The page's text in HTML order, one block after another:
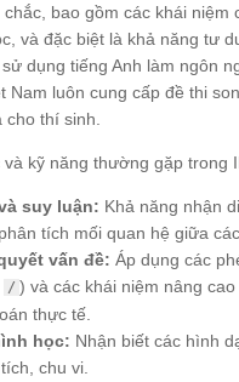
bao gồm các khái niệm
và đặc biệt là khả năng tư
dụng tiếng Anh làm ngôn
Nam luôn cung cấp đề thi
thí sinh.
kỹ năng thường gặp trong
suy luận: Khả năng nhận
tích mối quan hệ giữa
vấn đề: Áp dụng các
/ ) và các khái niệm nâng
thực tế.
học: Nhận biết các hình
chu vi.